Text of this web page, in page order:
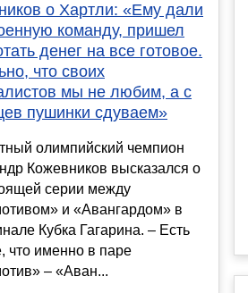
о Хартли: «Ему дали
команду, пришел
денег на все готовое.
что своих
мы не любим, а с
пушинки сдуваем»
олимпийский чемпион
Кожевников высказался о
серии между
и «Авангардом» в
Кубка Гагарина. – Есть
что именно в паре
– «Аван...